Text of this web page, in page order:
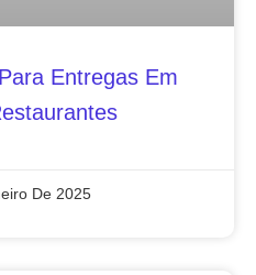
Entregas Em
De 2025